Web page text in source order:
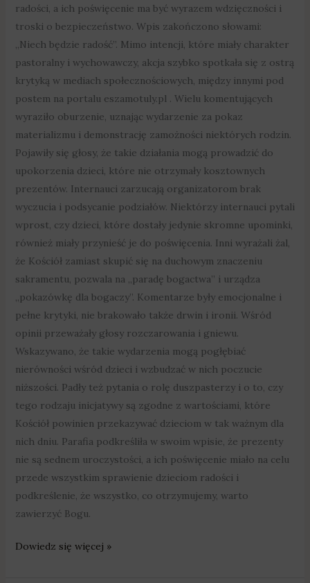
radości, a ich poświęcenie ma być wyrazem wdzięczności i
troski o bezpieczeństwo. Wpis zakończono słowami:
„Niech będzie radość”. Mimo intencji, które miały charakter
pastoralny i wychowawczy, akcja szybko spotkała się z ostrą
krytyką w mediach społecznościowych, między innymi pod
postem na portalu eszamotuly.pl . Wielu komentujących
wyraziło oburzenie, uznając wydarzenie za pokaz
materializmu i demonstrację zamożności niektórych rodzin.
Pojawiły się głosy, że takie działania mogą prowadzić do
upokorzenia dzieci, które nie otrzymały kosztownych
prezentów. Internauci zarzucają organizatorom brak
wyczucia i podsycanie podziałów. Niektórzy internauci pytali
wprost, czy dzieci, które dostały jedynie skromne upominki,
również miały przynieść je do poświęcenia. Inni wyrażali żal,
że Kościół zamiast skupić się na duchowym znaczeniu
sakramentu, pozwala na „paradę bogactwa” i urządza
„pokazówkę dla bogaczy”. Komentarze były emocjonalne i
pełne krytyki, nie brakowało także drwin i ironii. Wśród
opinii przeważały głosy rozczarowania i gniewu.
Wskazywano, że takie wydarzenia mogą pogłębiać
nierówności wśród dzieci i wzbudzać w nich poczucie
niższości. Padły też pytania o rolę duszpasterzy i o to, czy
tego rodzaju inicjatywy są zgodne z wartościami, które
Kościół powinien przekazywać dzieciom w tak ważnym dla
nich dniu. Parafia podkreśliła w swoim wpisie, że prezenty
nie są sednem uroczystości, a ich poświęcenie miało na celu
przede wszystkim sprawienie dzieciom radości i
podkreślenie, że wszystko, co otrzymujemy, warto
zawierzyć Bogu.
Dowiedz się więcej »